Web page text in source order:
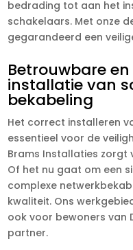
bedrading tot aan het
schakelaars. Met onze
gegarandeerd een
Betrouwbare
installatie van
bekabeling
Het correct installeren
essentieel voor de
Brams Installaties zorgt
Of het nu gaat om een
complexe
kwaliteit. Ons
ook voor bewoners van
partner.